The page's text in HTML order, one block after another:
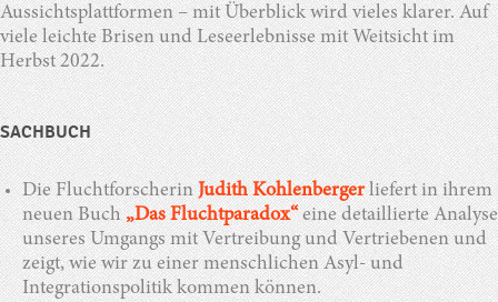
Aussichtsplattformen – mit Überblick wird vieles klarer. Auf
viele leichte Brisen und Leseerlebnisse mit Weitsicht im
Herbst 2022.
SACHBUCH
Die FluchtforscherinJudith Kohlenbergerliefert in ihrem
neuen Buch„Das Fluchtparadox“eine detaillierte Analyse
unseres Umgangs mit Vertreibung und Vertriebenen und
zeigt, wie wir zu einer menschlichen Asyl- und
Integrationspolitik kommen können.